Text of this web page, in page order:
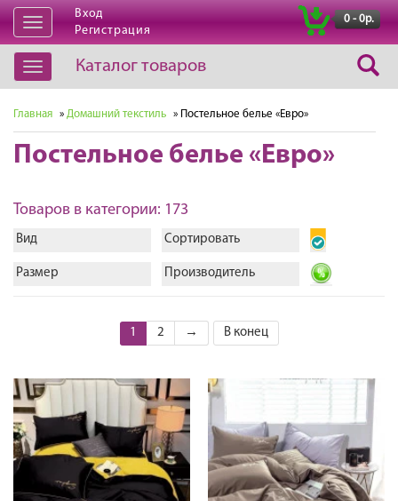
Открыть
навигацию
Вход
Регистрация
0 - 0р.
Открыть
навигацию
Каталог товаров
Главная » Домашний текстиль » Постельное белье «Евро»
Постельное белье «Евро»
Товаров в категории: 173
Вид Сортировать
Размер Производитель
1 2 → В конец